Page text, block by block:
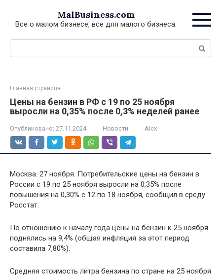
контенту
MalBusiness.com
Все о малом бизнесе, все для малого бизнеса.
Поиск:
Главная страница
Цены на бензин в РФ с 19 по 25 ноября
выросли на 0,35% после 0,3% неделей ранее
Опубликовано: 27.11.2024 Новости Alex
Москва. 27 ноября. Потребительские цены на бензин в
России с 19 по 25 ноября выросли на 0,35% после
повышения на 0,30% с 12 по 18 ноября, сообщил в среду
Росстат.
По отношению к началу года цены на бензин к 25 ноября
поднялись на 9,4% (общая инфляция за этот период
составила 7,80%).
Средняя стоимость литра бензина по стране на 25 ноября